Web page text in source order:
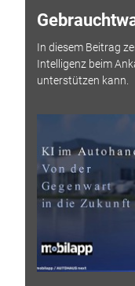
In diesem Beitrag
Intelligenz beim
unterstützen kann.